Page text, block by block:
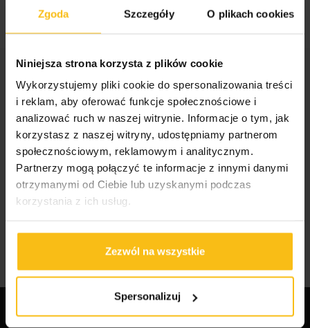
Zgoda Szczegóły O plikach cookies
Niniejsza strona korzysta z plików cookie
Wykorzystujemy pliki cookie do spersonalizowania treści
i reklam, aby oferować funkcje społecznościowe i
analizować ruch w naszej witrynie. Informacje o tym, jak
korzystasz z naszej witryny, udostępniamy partnerom
społecznościowym, reklamowym i analitycznym.
Partnerzy mogą połączyć te informacje z innymi danymi
otrzymanymi od Ciebie lub uzyskanymi podczas
korzystania z ich usług.
Zezwól na wszystkie
Spersonalizuj
STREFA WIEDZY
Odżywki, witaminy i minerały dla sportowców i
amatorów
Suplementy dla mężczyzn i kobiet
Jak wybrać odpowiednie odżywki dla
Najlepsze suplementy dla sportowców